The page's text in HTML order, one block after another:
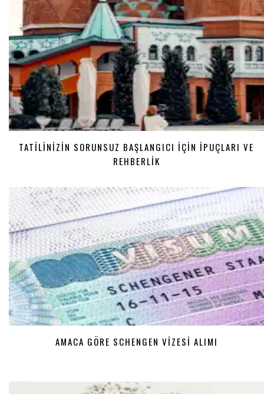
TATILINIZIN SORUNSUZ BAŞLANGICI İÇIN İPUÇLARI VE
REHBERLIK
AMACA GÖRE SCHENGEN VIZESI ALIMI